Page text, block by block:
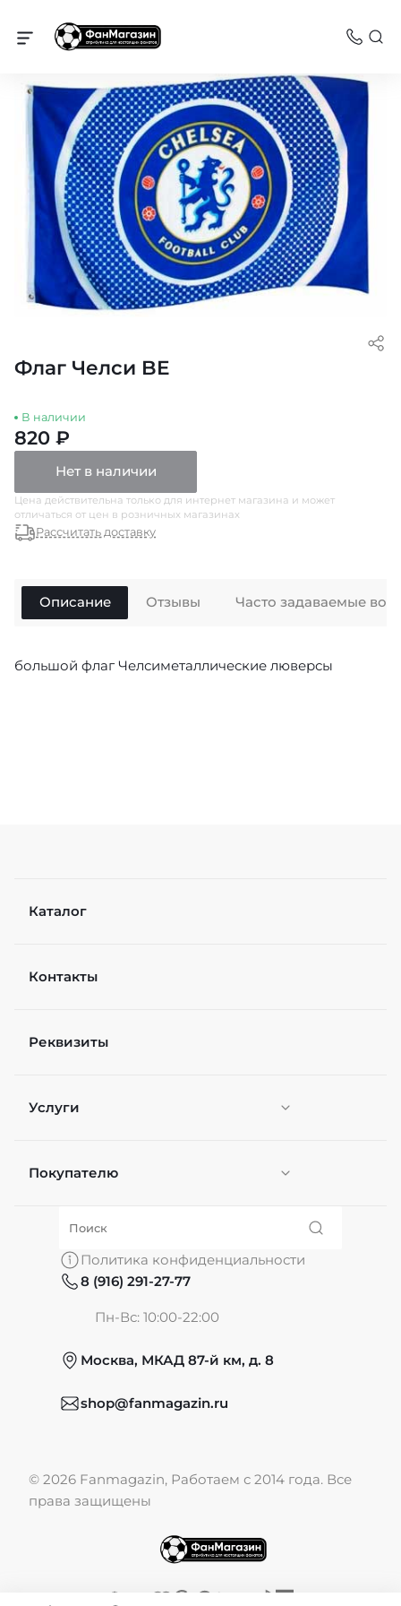
Челси
Флаг Челси BE
В наличии
820 ₽
Нет в наличии
Цена действительна только для интернет магазина и может
отличаться от цен в розничных магазинах
Рассчитать доставку
Описание
большой флаг Челсиметаллические люверсы
Отзывы Часто задаваемые
Каталог
Контакты
Реквизиты
Услуги
Персонификация
Покупателю
О нас
Обмен и возврат
Публичная оферта
Политика конфиденциальности
8 (916) 291-27-77
Пн-Вс: 10:00-22:00
Москва, МКАД 87-й км, д. 8
shop@fanmagazin.ru
© 2026 Fanmagazin, Работаем с 2014 года. Все
права защищены